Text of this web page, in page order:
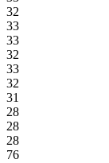
32
33
33
32
33
32
31
28
28
28
76